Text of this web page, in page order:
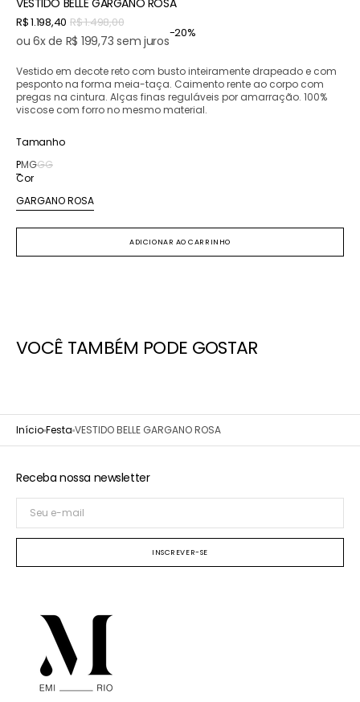
VESTIDO BELLE GARGANO ROSA
Preço
normal
R$ 1.498,00
promocional
R$ 1.198,40
ou 6x de R$ 199,73 sem juros
-20%
Vestido em decote reto com busto inteiramente drapeado e com
pesponto na forma meia-taça. Caimento rente ao corpo com
pregas na cintura. Alças finas reguláveis por amarração. 100%
viscose com forro no mesmo material.
Tamanho
PVariante
esgotada
ou
indisponível
MVariante
esgotada
ou
indisponível
GVariante
esgotada
ou
indisponível
GGVariante
ou
indisponível
Cor
GARGANO ROSA
Variante
ADICIONAR AO CARRINHO
VOCÊ TAMBÉM PODE GOSTAR
InícioFesta VESTIDO BELLE GARGANO ROSA
Receba nossa newsletter
Seu
mail
INSCREVER-SE